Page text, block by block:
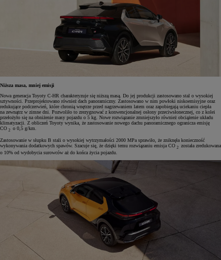
Niższa masa, mniej emisji
Nowa generacja Toyoty C-HR charakteryzuje się niższą masą. Do jej produkcji zastosowano stal o wysokiej
sztywności. Przeprojektowano również dach panoramiczny. Zastosowano w nim powłoki niskoemisyjne oraz
redukujące podczerwień, które chronią wnętrze przed nagrzewaniem latem oraz zapobiegają uciekaniu ciepła
na zewnątrz w zimne dni. Pozwoliło to zrezygnować z konwencjonalnej osłony przeciwsłonecznej, co z kolei
przełożyło się na obniżenie masy pojazdu o 5 kg. Nowe rozwiązanie zmniejszyło również obciążenie układu
klimatyzacji. Z obliczeń Toyoty wynika, że zastosowanie nowego dachu panoramicznego ogranicza emisję
CO 2 o 0,5 g/km.
Zastosowanie w słupku B stali o wysokiej wytrzymałości 2000 MPa sprawiło, że zniknęła konieczność
wykonywania dodatkowych spawów. Szacuje się, że dzięki temu rozwiązaniu emisja CO 2 została zredukowana
o 10% od wydobycia surowców aż do końca życia pojazdu.